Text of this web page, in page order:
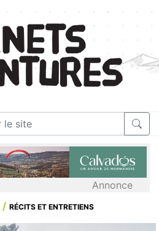
Annonce
RÉCITS ET ENTRETIENS